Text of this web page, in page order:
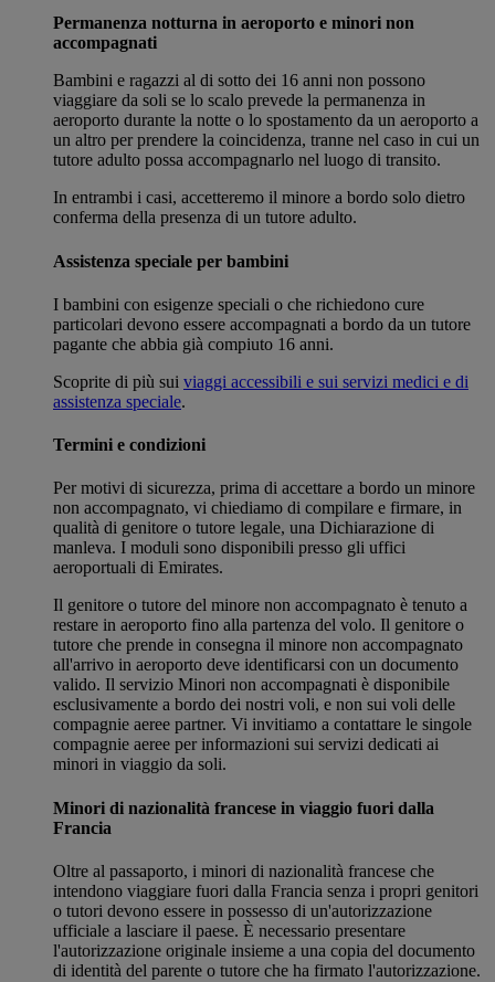
Permanenza notturna in aeroporto e minori non
accompagnati
Bambini e ragazzi al di sotto dei 16 anni non possono
viaggiare da soli se lo scalo prevede la permanenza in
aeroporto durante la notte o lo spostamento da un aeroporto a
un altro per prendere la coincidenza, tranne nel caso in cui un
tutore adulto possa accompagnarlo nel luogo di transito.
In entrambi i casi, accetteremo il minore a bordo solo dietro
conferma della presenza di un tutore adulto.
Assistenza speciale per bambini
I bambini con esigenze speciali o che richiedono cure
particolari devono essere accompagnati a bordo da un tutore
pagante che abbia già compiuto 16 anni.
Scoprite di più sui viaggi accessibili e sui servizi medici e di
assistenza speciale.
Termini e condizioni
Per motivi di sicurezza, prima di accettare a bordo un minore
non accompagnato, vi chiediamo di compilare e firmare, in
qualità di genitore o tutore legale, una Dichiarazione di
manleva. I moduli sono disponibili presso gli uffici
aeroportuali di Emirates.
Il genitore o tutore del minore non accompagnato è tenuto a
restare in aeroporto fino alla partenza del volo. Il genitore o
tutore che prende in consegna il minore non accompagnato
all'arrivo in aeroporto deve identificarsi con un documento
valido. Il servizio Minori non accompagnati è disponibile
esclusivamente a bordo dei nostri voli, e non sui voli delle
compagnie aeree partner. Vi invitiamo a contattare le singole
compagnie aeree per informazioni sui servizi dedicati ai
minori in viaggio da soli.
Minori di nazionalità francese in viaggio fuori dalla
Francia
Oltre al passaporto, i minori di nazionalità francese che
intendono viaggiare fuori dalla Francia senza i propri genitori
o tutori devono essere in possesso di un'autorizzazione
ufficiale a lasciare il paese. È necessario presentare
l'autorizzazione originale insieme a una copia del documento
di identità del parente o tutore che ha firmato l'autorizzazione.